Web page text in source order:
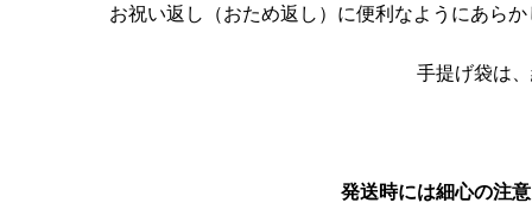
お祝い返し（おため返し）に便利なようにあら
手提げ袋は、
発送時には細心の注